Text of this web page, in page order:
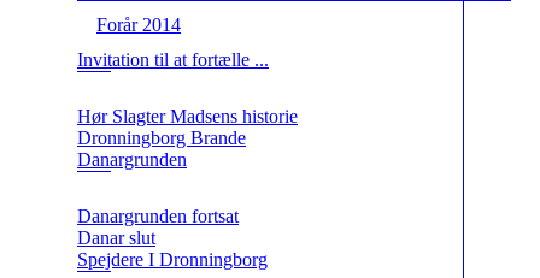
Forår 2014
Invitation til at fortælle ...
Hør Slagter Madsens historie
Dronningborg Brande
Danargrunden
Danargrunden fortsat
Danar slut
Spejdere I Dronningborg